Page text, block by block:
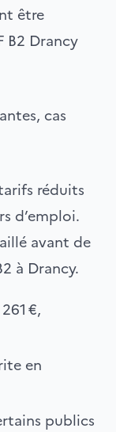
être
B2 Drancy
cas
réduits
d’emploi.
avant de
à Drancy.
€,
en
publics